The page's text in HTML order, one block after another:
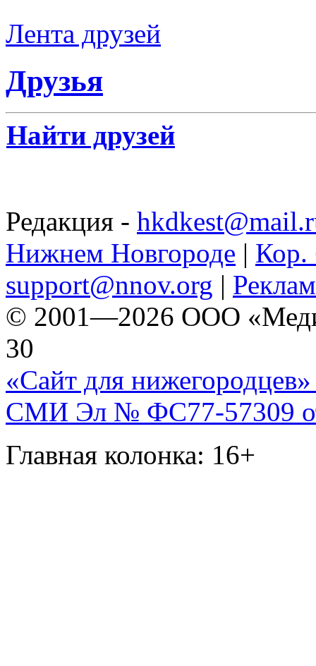
Лента друзей
Друзья
Найти друзей
Редакция -
Нижнем Новгороде | Кор.
support@nnov.org |
© 2001—2026 ООО
30
«Сайт для нижегородцев»
СМИ Эл № ФС77-57309
Главная колонка: 16+